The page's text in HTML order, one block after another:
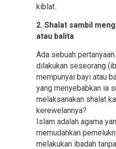
kiblat.
2. Shalat sambil
atau balita
Ada sebuah
dilakukan seseorang
mempunyai bayi atau
yang menyebabkan ia
melaksanakan shalat
kerewelannya?
Islam adalah agama
memudahkan
melakukan ibadah